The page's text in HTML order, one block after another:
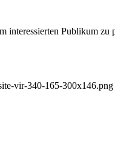
Publikum zu
vir-340-165-300x146.png